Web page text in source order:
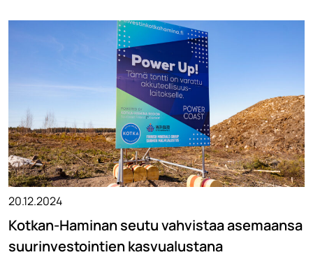
20.12.2024
Kotkan-Haminan seutu vahvistaa asemaansa
suurinvestointien kasvualustana